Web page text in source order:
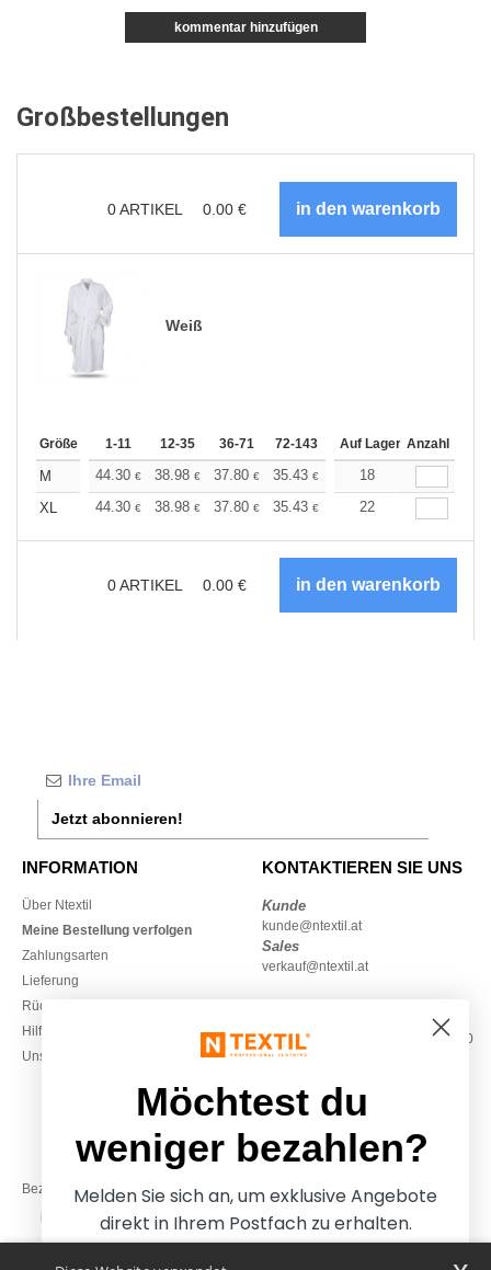
kommentar hinzufügen
Großbestellungen
0ARTIKEL 0.00 €
Weiß
Größe 1-11 12-35 36-71 72-143 144-287 288 +
Auf Lager Anzahl
M 44.30 € 38.98 € 37.80 € 35.43 € 33.66€
18
XL
44.30 € 38.98 € 37.80 € 35.43 € 33.66€
22
0ARTIKEL 0.00 €
Jetzt abonnieren!
INFORMATION
Über Ntextil
Meine Bestellung verfolgen
Zahlungsarten
Lieferung
Rückerstattungen / Rückgaben
Hilfe & FAQs
Unsere Engagements
KONTAKTIEREN SIE UNS
Kunde
kunde@ntextil.at
Sales
verkauf@ntextil.at
Montag – Donnerstag: 10:00–13:00
& 14:00–17:30
Freitag: 10:00–14:00
Bezahlung mit
Möchtest du
weniger bezahlen?
Melden Sie sich an, um exklusive Angebote
direkt in Ihrem Postfach zu erhalten.